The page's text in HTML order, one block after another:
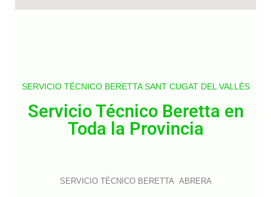
SERVICIO TÉCNICO BERETTA SANT CUGAT DEL VALLÈS
Servicio Técnico Beretta en
Toda la Provincia
SERVICIO TÉCNICO BERETTA ABRERA